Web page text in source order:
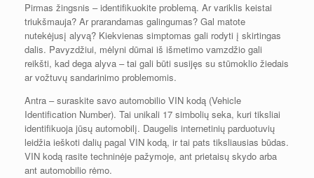
Pirmas žingsnis – identifikuokite problemą. Ar variklis keistai
triukšmauja? Ar prarandamas galingumas? Gal matote
nutekėjusį alyvą? Kiekvienas simptomas gali rodyti į skirtingas
dalis. Pavyzdžiui, mėlyni dūmai iš išmetimo vamzdžio gali
reikšti, kad dega alyva – tai gali būti susijęs su stūmoklio žiedais
ar vožtuvų sandarinimo problemomis.
Antra – suraskite savo automobilio VIN kodą (Vehicle
Identification Number). Tai unikali 17 simbolių seka, kuri tiksliai
identifikuoja jūsų automobilį. Daugelis internetinių parduotuvių
leidžia ieškoti dalių pagal VIN kodą, ir tai pats tiksliausias būdas.
VIN kodą rasite techninėje pažymoje, ant prietaisų skydo arba
ant automobilio rėmo.